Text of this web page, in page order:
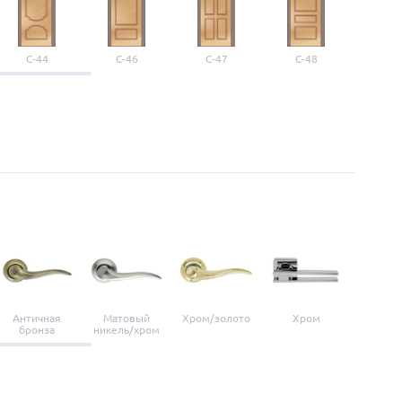
С-44 С-46 С-47 С-48
Античная
бронза
Матовый
никель/хром
Хром/золото Хром